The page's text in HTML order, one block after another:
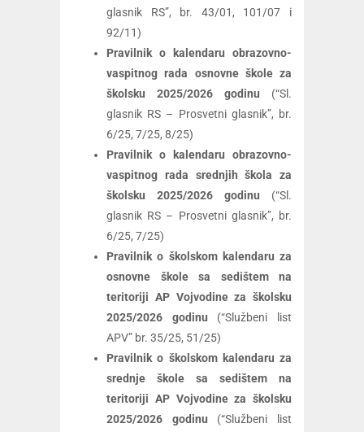
glasnik RS”, br. 43/01, 101/07 i
92/11)
Pravilnik o kalendaru obrazovno-
vaspitnog rada osnovne škole za
školsku 2025/2026 godinu (“Sl.
glasnik RS – Prosvetni glasnik”, br.
6/25, 7/25, 8/25)
Pravilnik o kalendaru obrazovno-
vaspitnog rada srednjih škola za
školsku 2025/2026 godinu (“Sl.
glasnik RS – Prosvetni glasnik”, br.
6/25, 7/25)
Pravilnik o školskom kalendaru za
osnovne škole sa sedištem na
teritoriji AP Vojvodine za školsku
2025/2026 godinu (“Službeni list
APV” br. 35/25, 51/25)
Pravilnik o školskom kalendaru za
srednje škole sa sedištem na
teritoriji AP Vojvodine za školsku
2025/2026 godinu (“Službeni list